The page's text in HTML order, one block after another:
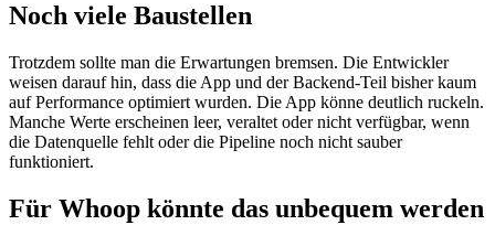
Noch viele Baustellen
Trotzdem sollte man die Erwartungen bremsen. Die Entwickler
weisen darauf hin, dass die App und der Backend-Teil bisher kaum
auf Performance optimiert wurden. Die App könne deutlich ruckeln.
Manche Werte erscheinen leer, veraltet oder nicht verfügbar, wenn
die Datenquelle fehlt oder die Pipeline noch nicht sauber
funktioniert.
Für Whoop könnte das unbequem werden